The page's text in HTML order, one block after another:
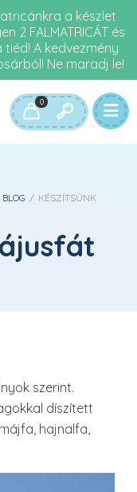
a készlet
2 FALMATRICÁT és
A kedvezmény
Ne maradj le!
0
/ KÉSZÍTSÜNK
szerint.
díszített
hajnalfa,